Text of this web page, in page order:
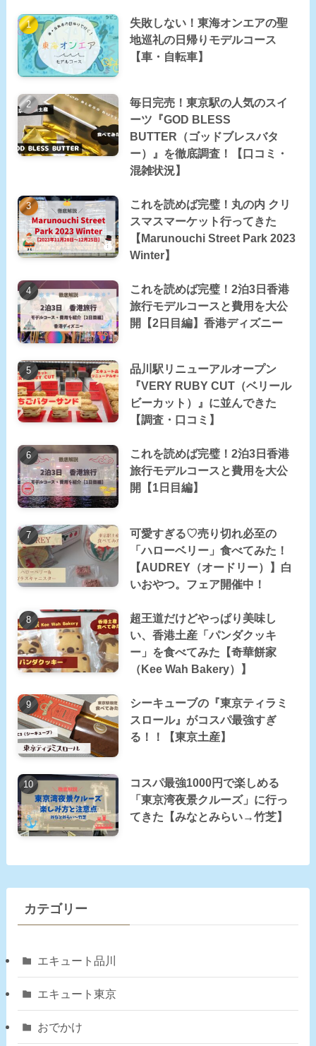
失敗しない！東海オンエアの聖
地巡礼の日帰りモデルコース
【車・自転車】
毎日完売！東京駅の人気のスイ
ーツ『GOD BLESS
BUTTER（ゴッドブレスバタ
ー）』を徹底調査！【口コミ・
混雑状況】
これを読めば完璧！丸の内 クリ
スマスマーケット行ってきた
【Marunouchi Street Park 2023
Winter】
これを読めば完璧！2泊3日香港
旅行モデルコースと費用を大公
開【2日目編】香港ディズニー
品川駅リニューアルオープン
『VERY RUBY CUT（ベリール
ビーカット）』に並んできた
【調査・口コミ】
これを読めば完璧！2泊3日香港
旅行モデルコースと費用を大公
開【1日目編】
可愛すぎる♡売り切れ必至の
「ハローベリー」食べてみた！
【AUDREY（オードリー）】白
いおやつ。フェア開催中！
超王道だけどやっぱり美味し
い、香港土産「パンダクッキ
ー」を食べてみた【奇華餅家
（Kee Wah Bakery）】
シーキューブの『東京ティラミ
スロール』がコスパ最強すぎ
る！！【東京土産】
コスパ最強1000円で楽しめる
「東京湾夜景クルーズ」に行っ
てきた【みなとみらい→竹芝】
カテゴリー
エキュート品川
エキュート東京
おでかけ